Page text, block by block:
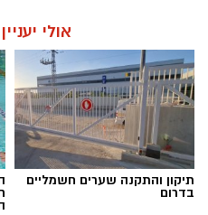
אולי
תיקון והתקנה שערים חשמליים
בדרום